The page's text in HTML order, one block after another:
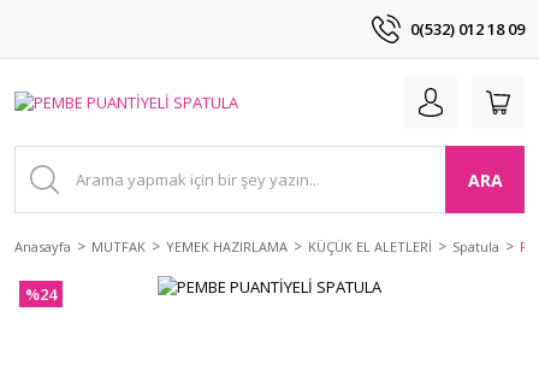
0(532) 012 18 09
ARA
Anasayfa MUTFAK YEMEK HAZIRLAMA KÜÇÜK EL ALETLERİ Spatula
%24